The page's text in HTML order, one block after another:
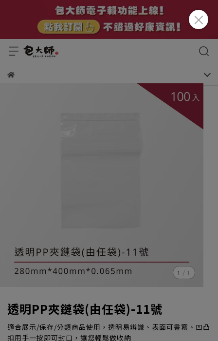
1 / 1
透明PP夾鏈袋(由任袋)-11號
適合展示/保存/分類商品使用，透明易辨識、表面可書寫、凹凸
扣用手一按即可封口，讓您輕鬆做收納